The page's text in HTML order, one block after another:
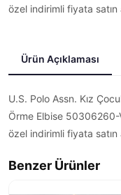
özel indirimli fiyata satın
Ürün Açıklaması
U.S. Polo Assn. Kız
Örme Elbise 50306260-
özel indirimli fiyata satın
Benzer Ürünler